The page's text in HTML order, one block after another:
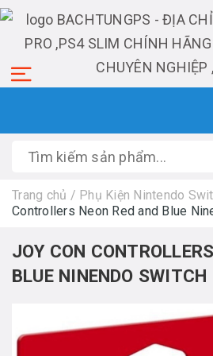
Trang chủ / Phụ Kiện Nintendo
Controllers Neon Red and Blue
JOY CON
BLUE NINENDO SWITCH